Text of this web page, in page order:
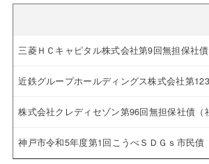
三菱ＨＣキャピタル株式会社第9回無担保社
近鉄グループホールディングス株式会社第
株式会社クレディセゾン第96回無担保社債
神戸市令和5年度第1回こうべＳＤＧｓ市民債